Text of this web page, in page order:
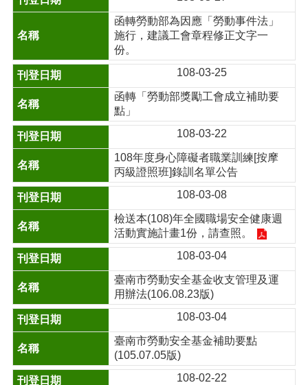
函轉勞動部為因應「勞動事件法」
施行，建議工會章程修正文字一
份。
108-03-25
函轉「勞動部獎勵工會成立補助要
點」
108-03-22
108年度身心障礙者職業訓練[按摩
丙級證照班]錄訓名單公告
108-03-08
檢送本(108)年全國職場安全健康週
活動實施計畫1份，請查照。
108-03-04
臺南市勞動安全基金收支管理及運
用辦法(106.08.23版)
108-03-04
臺南市勞動安全基金補助要點
(105.07.05版)
108-02-22